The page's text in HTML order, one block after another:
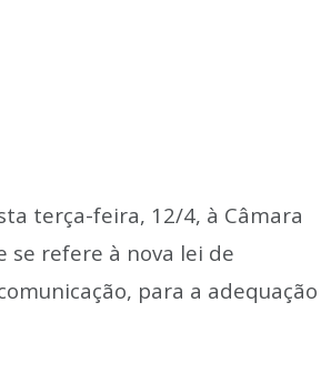
terça-feira, 12/4, à Câmara
se refere à nova lei de
para a adequação